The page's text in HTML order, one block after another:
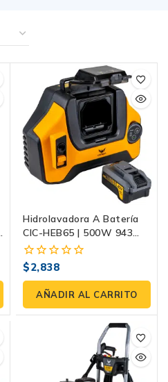
Hidrolavadora A Batería
CIC-HEB65 | 500W 943
PSI 40V
0
fuera
5
$2,838
AÑADIR AL CARRITO